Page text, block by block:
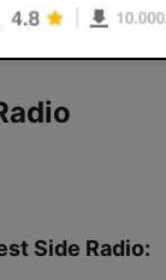
Side Radio: